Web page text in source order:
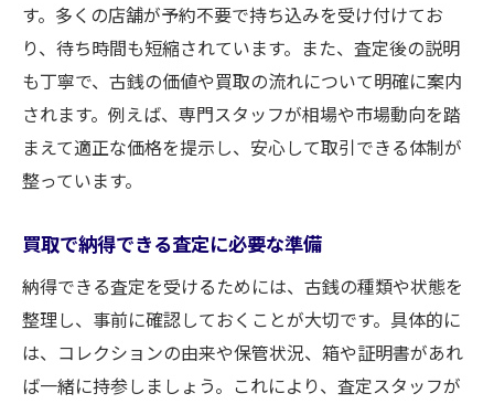
す。多くの店舗が予約不要で持ち込みを受け付けてお
り、待ち時間も短縮されています。また、査定後の説明
も丁寧で、古銭の価値や買取の流れについて明確に案内
されます。例えば、専門スタッフが相場や市場動向を踏
まえて適正な価格を提示し、安心して取引できる体制が
整っています。
買取で納得できる査定に必要な準備
納得できる査定を受けるためには、古銭の種類や状態を
整理し、事前に確認しておくことが大切です。具体的に
は、コレクションの由来や保管状況、箱や証明書があれ
ば一緒に持参しましょう。これにより、査定スタッフが